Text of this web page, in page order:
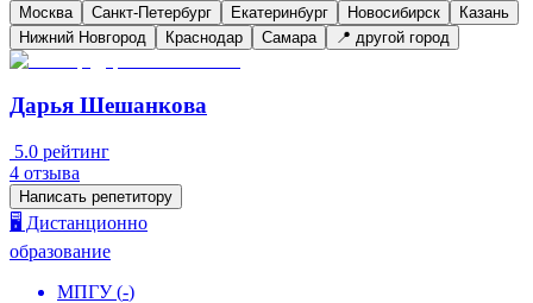
Москва Санкт-Петербург Екатеринбург Новосибирск
Казань
Нижний Новгород
Краснодар Самара 📍 другой город
Дарья Шешанкова
5.0 рейтинг
4 отзыва
Написать репетитору
🖥️ Дистанционно
образование
МПГУ(-)